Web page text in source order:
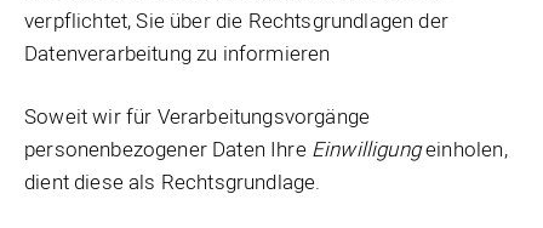
verpflichtet, Sie über die Rechtsgrundlagen der
Datenverarbeitung zu informieren
Soweit wir für Verarbeitungsvorgänge
personenbezogener Daten Ihre Einwilligungeinholen,
dient diese als Rechtsgrundlage.